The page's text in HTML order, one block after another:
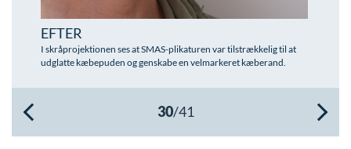
Øre-næse-hals
EFTER
I skråprojektionen ses at SMAS-plikaturen var tilstrækkelig til at
udglatte kæbepuden og genskabe en velmarkeret kæberand.